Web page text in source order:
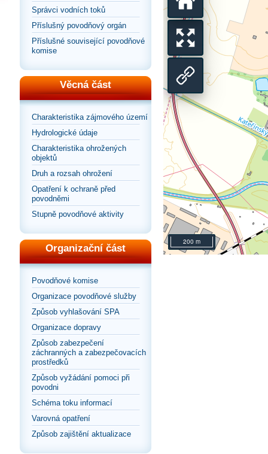
Správci vodních toků
Příslušný povodňový orgán
Příslušné související povodňové
komise
Věcná část
Charakteristika zájmového území
Hydrologické údaje
Charakteristika ohrožených
objektů
Druh a rozsah ohrožení
Opatření k ochraně před
povodněmi
Stupně povodňové aktivity
Organizační část
Povodňové komise
Organizace povodňové služby
Způsob vyhlašování SPA
Organizace dopravy
Způsob zabezpečení
záchranných a zabezpečovacích
prostředků
Způsob vyžádání pomoci při
povodni
Schéma toku informací
Varovná opatření
Způsob zajištění aktualizace
Přepnout
zobrazení
na
celou
stránku
Vrátit
se
na
výchozí
pohled
200 m
Sdílet
odkaz
na
mapu